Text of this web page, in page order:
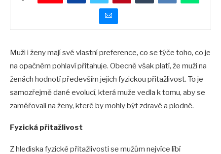
Muži i ženy mají své vlastní preference, co se týče toho, co je
na opačném pohlaví přitahuje. Obecně však platí, že muži na
ženách hodnotí především jejich fyzickou přitažlivost. To je
samozřejmě dané evolucí, která muže vedla k tomu, aby se
zaměřovali na ženy, které by mohly být zdravé a plodné.
Fyzická přitažlivost
Z hlediska fyzické přitažlivosti se mužům nejvíce líbí